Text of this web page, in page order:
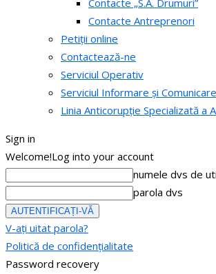
Contacte „S.A. Drumuri”
Contacte Antreprenori
Petiții online
Contactează-ne
Serviciul Operativ
Serviciul Informare și
Linia Anticorupție Specializată a
Sign in
Welcome!Log into your account
numele dvs de
parola dvs
V-ați uitat parola?
Politică de confidențialitate
Password recovery